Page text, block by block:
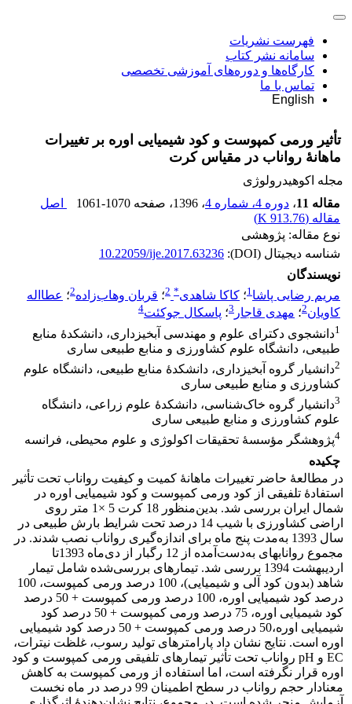
فهرست نشریات
سامانه نشر کتاب
کارگاه‌ها و دوره‌های آموزشی تخصصی
تماس با ما
English
تأثیر ورمی کمپوست و کود شیمیایی اوره بر تغییرات
ماهانۀ رواناب در مقیاس کرت
مجله اکوهیدرولوژی
مقاله 11
، دوره 4، شماره 4 ، 1396 ، صفحه 1061-1070
اصل
مقاله (913.76 K
)
نوع مقاله: پژوهشی
شناسه دیجیتال (DOI):
10.22059/ije.2017.63236
نویسندگان
مریم رضایی پاشا1؛ کاکا شاهدی*
2؛ قربان وهاب‌زاده2؛ عطااله
کاویان2؛ مهدی قاجار 3؛ پاسکال جوکئت4
1دانشجوی دکترای علوم و مهندسی آبخیزداری، دانشکدۀ منابع
طبیعی، دانشگاه علوم کشاورزی و منابع طبیعی ساری
2دانشیار گروه آبخیزداری، دانشکدۀ منابع طبیعی، دانشگاه علوم
کشاورزی و منابع طبیعی ساری
3دانشیار گروه خاک‌شناسی، دانشکدۀ علوم زراعی، دانشگاه
علوم کشاورزی و منابع طبیعی ساری
4پژوهشگر مؤسسۀ تحقیقات اکولوژی و علوم محیطی، فرانسه‌
چکیده
در مطالعۀ حاضر تغییرات ماهانۀ کمیت و کیفیت رواناب تحت تأثیر
استفادۀ تلفیقی از کود ورمی کمپوست و کود شیمیایی اوره در
شمال ایران بررسی شد. بدین‌منظور 18 کرت 5 ×1 متر روی
اراضی کشاورزی با شیب 14 درصد تحت شرایط بارش طبیعی در
سال 1393 به‌مدت پنج ماه برای اندازه‌گیری رواناب نصب شدند. در
مجموع رواناب‏های به‌دست‌آمده از 12 رگبار از دی‌ماه 1393تا
اردیبهشت 1394 بررسی شد. تیمارهای بررسی‌شده شامل تیمار
شاهد (بدون کود آلی و شیمیایی)، 100 درصد ورمی کمپوست، 100
درصد کود شیمیایی اوره، 100 درصد ورمی کمپوست + 50 درصد
کود شیمیایی اوره، 75 درصد ورمی کمپوست + 50 درصد کود
شیمیایی اوره،50 درصد ورمی کمپوست + 50 درصد کود شیمیایی
اوره است. نتایج نشان داد پارامترهای تولید رسوب، غلظت نیترات،
EC و pH رواناب تحت تأثیر تیمارهای تلفیقی ورمی کمپوست و کود
اوره قرار نگرفته است، اما استفاده از ورمی کمپوست به کاهش
معنا‏دار حجم رواناب در سطح اطمینان 99 درصد در ماه نخست